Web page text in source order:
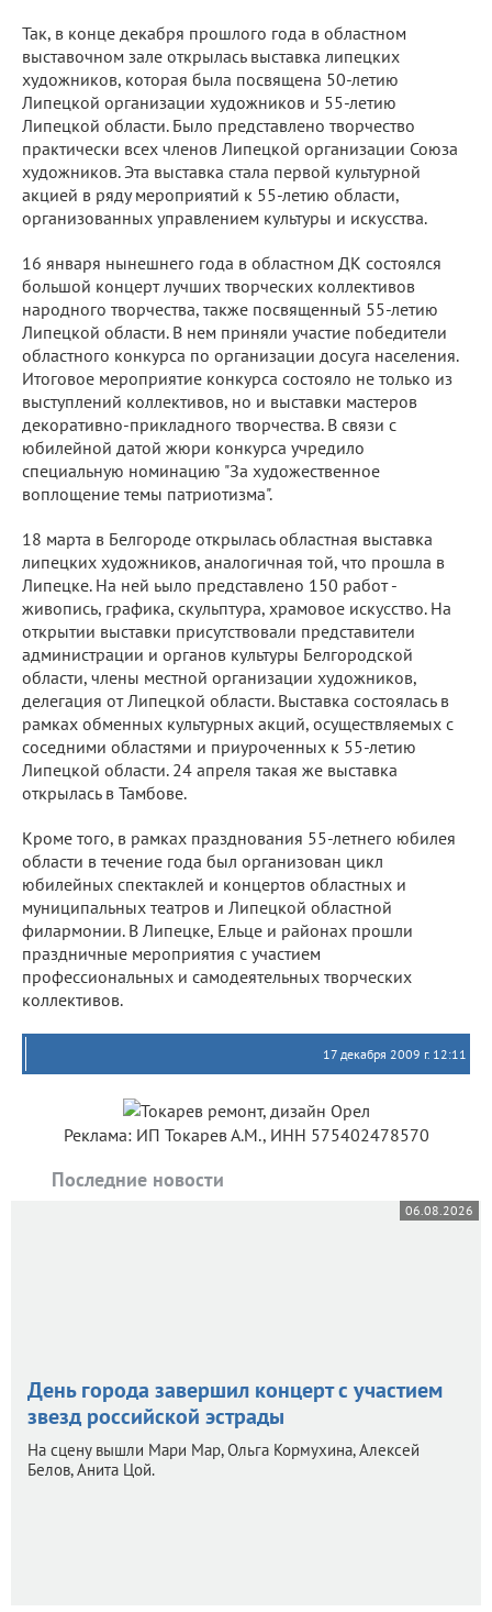
Так, в конце декабря прошлого года в областном
выставочном зале открылась выставка липецких
художников, которая была посвящена 50-летию
Липецкой организации художников и 55-летию
Липецкой области. Было представлено творчество
практически всех членов Липецкой организации Союза
художников. Эта выставка стала первой культурной
акцией в ряду мероприятий к 55-летию области,
организованных управлением культуры и искусства.
16 января нынешнего года в областном ДК состоялся
большой концерт лучших творческих коллективов
народного творчества, также посвященный 55-летию
Липецкой области. В нем приняли участие победители
областного конкурса по организации досуга населения.
Итоговое мероприятие конкурса состояло не только из
выступлений коллективов, но и выставки мастеров
декоративно-прикладного творчества. В связи с
юбилейной датой жюри конкурса учредило
специальную номинацию "За художественное
воплощение темы патриотизма".
18 марта в Белгороде открылась областная выставка
липецких художников, аналогичная той, что прошла в
Липецке. На ней ьыло представлено 150 работ -
живопись, графика, скульптура, храмовое искусство. На
открытии выставки присутствовали представители
администрации и органов культуры Белгородской
области, члены местной организации художников,
делегация от Липецкой области. Выставка состоялась в
рамках обменных культурных акций, осуществляемых с
соседними областями и приуроченных к 55-летию
Липецкой области. 24 апреля такая же выставка
открылась в Тамбове.
Кроме того, в рамках празднования 55-летнего юбилея
области в течение года был организован цикл
юбилейных спектаклей и концертов областных и
муниципальных театров и Липецкой областной
филармонии. В Липецке, Ельце и районах прошли
праздничные мероприятия с участием
профессиональных и самодеятельных творческих
коллективов.
17 декабря 2009 г. 12:11
Реклама: ИП Токарев А.М., ИНН 575402478570
Последние новости
06.08.2026
День города завершил концерт с участием
звезд российской эстрады
На сцену вышли Мари Мар, Ольга Кормухина, Алексей
Белов, Анита Цой.